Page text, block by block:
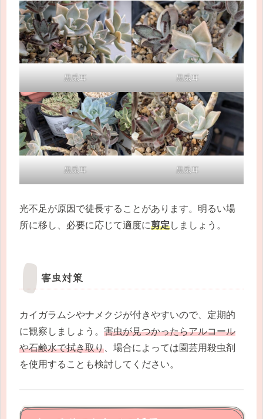
黒兎耳 黒兎耳
黒兎耳 黒兎耳
光不足が原因で徒長することがあります。明るい場
所に移し、必要に応じて適度に剪定しましょう。
害虫対策
カイガラムシやナメクジが付きやすいので、定期的
に観察しましょう。 害虫が見つかったらアルコール
や石鹸水で拭き取り 、場合によっては園芸用殺虫剤
を使用することも検討してください。